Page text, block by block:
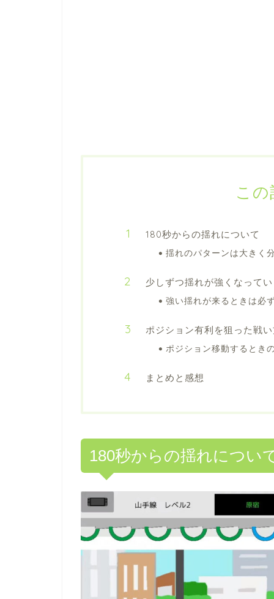
こ
180秒からの揺れについて
揺れのパターンは大きく
少しずつ揺れが強くなって
強い揺れが来るときは必
ポジション有利を狙った戦
ポジション移動するとき
まとめと感想
180秒からの揺れについ